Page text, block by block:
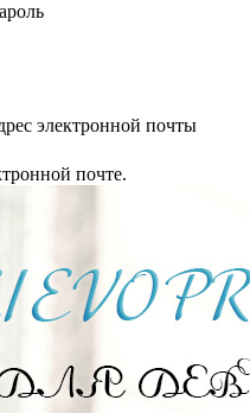
электронной почты
почте.